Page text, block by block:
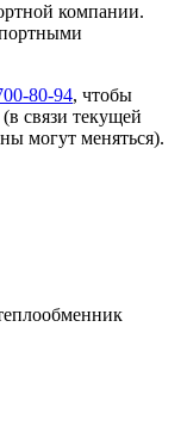
компании.
80-94, чтобы
связи текущей
могут меняться).